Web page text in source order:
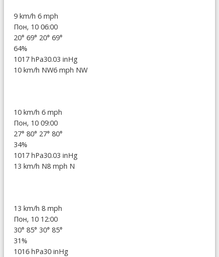
9 km/h 6 mph
Пон, 10 06:00
20° 69° 20° 69°
64%
1017 hPa30.03 inHg
10 km/h NW6 mph NW
10 km/h 6 mph
Пон, 10 09:00
27° 80° 27° 80°
34%
1017 hPa30.03 inHg
13 km/h N8 mph N
13 km/h 8 mph
Пон, 10 12:00
30° 85° 30° 85°
31%
1016 hPa30 inHg